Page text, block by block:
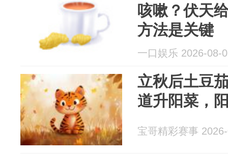
咳嗽？伏天
方法是关键
一口娱乐 2026-08-
立秋后土豆
道升阳菜，
宝哥精彩赛事